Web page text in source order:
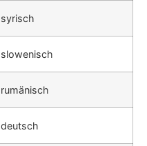
syrisch
slowenisch
rumänisch
deutsch